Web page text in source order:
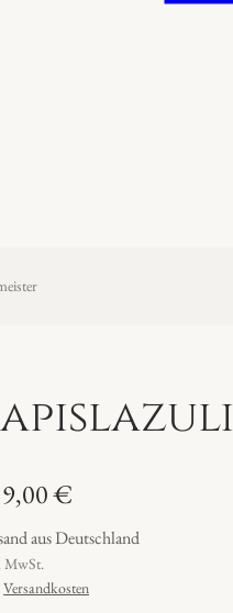
€
aus Deutschland
MwSt.
Versandkosten